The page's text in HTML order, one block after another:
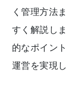
く管理方法
すく解説し
的なポイン
運営を実現